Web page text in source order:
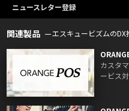
ニュースレター登録
関連製品 エスキュービズムの
カスタ
ービス